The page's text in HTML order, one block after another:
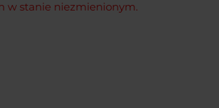
w stanie niezmienionym.